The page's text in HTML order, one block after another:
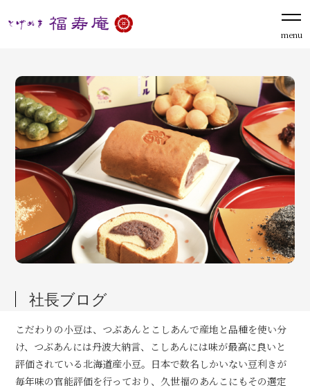
menu
社長ブログ
こだわりの小豆は、つぶあんとこしあんで産地と品種を使い分
け、つぶあんには丹波大納言、こしあんには味が最高に良いと
評価されている北海道産小豆。日本で数名しかいない豆利きが
毎年味の官能評価を行っており、久世福のあんこにもその選定